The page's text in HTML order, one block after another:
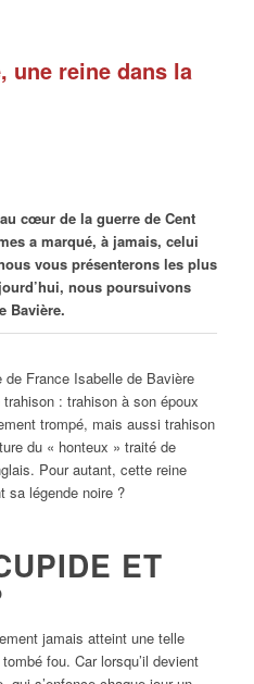
une reine dans la
cœur de la guerre de Cent
a marqué, à jamais, celui
vous présenterons les plus
nous poursuivons
Bavière.
de France Isabelle de Bavière
: trahison à son époux
trompé, mais aussi trahison
du « honteux » traité de
Pour autant, cette reine
sa légende noire ?
ET
jamais atteint une telle
fou. Car lorsqu’il devient